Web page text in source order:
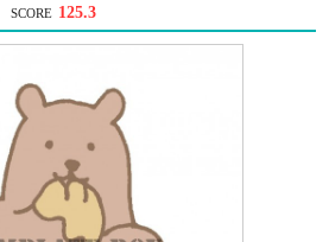
SCORE 125.3